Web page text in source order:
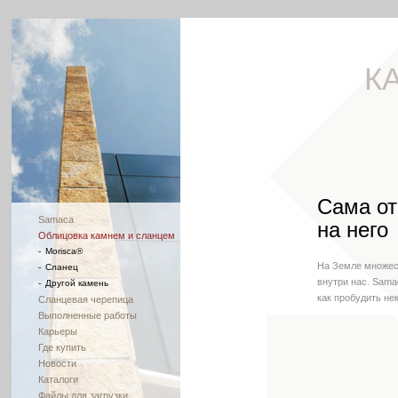
Сама
на него
На Земле
внутри нас.
как пробудить
Samaca
Облицовка камнем и сланцем
- Morisca®
- Сланец
- Другой камень
Сланцевая черепица
Выполненные работы
Карьеры
Где купить
Новости
Каталоги
Файлы для загрузки